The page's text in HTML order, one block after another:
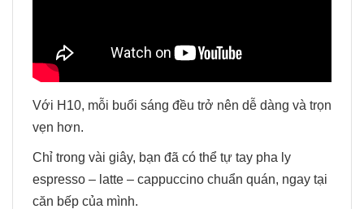
Với H10, mỗi buổi sáng đều trở nên dễ dàng và trọn
vẹn hơn.
Chỉ trong vài giây, bạn đã có thể tự tay pha ly
espresso – latte – cappuccino chuẩn quán, ngay tại
căn bếp của mình.